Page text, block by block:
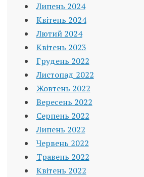
Липень 2024
Квітень 2024
Лютий 2024
Квітень 2023
Грудень 2022
Листопад 2022
Жовтень 2022
Вересень 2022
Серпень 2022
Липень 2022
Червень 2022
Травень 2022
Квітень 2022